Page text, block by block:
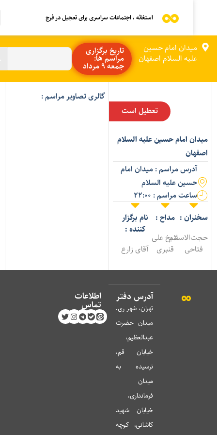
استغاثه ، اجتماعات سراسری برای تعجیل در فرج
میدان امام حسین
علیه السلام اصفهان
تاریخ برگزاری
مراسم ها:
جمعه 9 مرداد
تعطیل است
امام حسین علیه السلام
آدرس مراسم : میدان امام
حسین علیه السلام
ساعت مراسم : 22:00
:
فتاحی
مداح :
شیخ علی
قنبری
نام برگزار
کننده :
آقای زارع
گالری تصاویر مراسم :
آدرس دفتر
تهران، شهر ری،
میدان حضرت
عبدالعظیم،
خیابان قم،
نرسیده به
میدان
فرمانداری،
خیابان شهید
کاشانی، کوچه
اطلاعات
تماس